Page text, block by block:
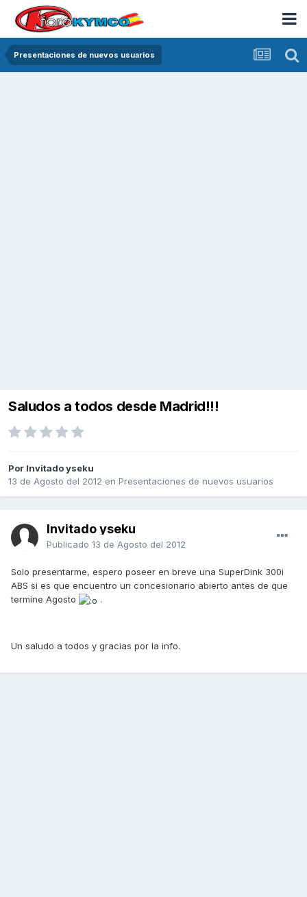
Presentaciones de nuevos usuarios
Saludos a todos desde Madrid!!!
Por Invitado yseku
13 de Agosto del 2012 en Presentaciones de nuevos usuarios
Invitado yseku
Publicado 13 de Agosto del 2012
Solo presentarme, espero poseer en breve una SuperDink 300i
ABS si es que encuentro un concesionario abierto antes de que
termine Agosto
.
Un saludo a todos y gracias por la info.